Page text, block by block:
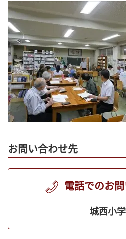
お問い合わせ先
電話でのお
城西小